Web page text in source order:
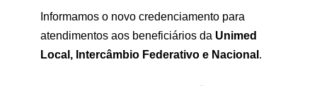
Informamos o novo credenciamento para
atendimentos aos beneficiários da Unimed
Local, Intercâmbio Federativo e Nacional .